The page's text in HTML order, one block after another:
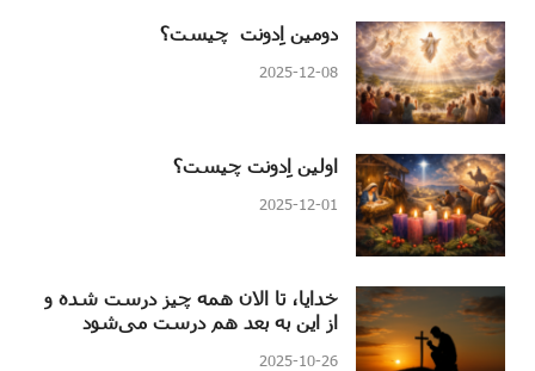
دومین اِدونت چیست؟
2025-12-08
اولین اِدونت چیست؟
2025-12-01
خدایا، تا الان همه چیز درست شده و
از این به بعد هم درست می‌شود
2025-10-26